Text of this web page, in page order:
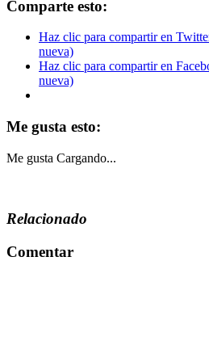
Comparte esto:
Haz clic para compartir en
nueva)
Haz clic para compartir en
nueva)
Me gusta esto:
Me gusta Cargando...
Relacionado
Comentar